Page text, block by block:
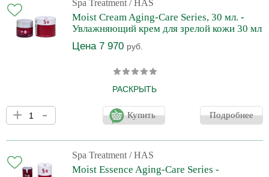
склонной к сухости кожи.
Spa Treatment / HAS
Moist Cream Aging-Care Series, 30 мл. -
Увлажняющий крем для зрелой кожи 30 мл
Цена 7 970 руб.
РАСКРЫТЬ
Spa Treatment HAS Moist Cream Aging-Care Series -
эффективное средство для ухода за зрелой кожей. В его состав
входят оригинальные косметические компоненты, которые
запускают омолаживающие процесс. Антивозрастной
увлажняющий крем Spa Treatment HAS Moist Cream Aging-Care
Series легко проникает в глубокие слои эпидермиса,
стимулирует активное обновление клеток, возвращает лицу
+ - Купить Подробнее
Spa Treatment / HAS
Moist Essence Aging-Care Series -